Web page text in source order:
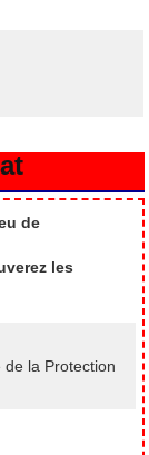
de
les
la Protection